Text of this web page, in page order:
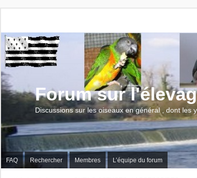
Forum sur
Discussions sur les oiseaux en général , dont
FAQ Rechercher Membres L’équipe du forum